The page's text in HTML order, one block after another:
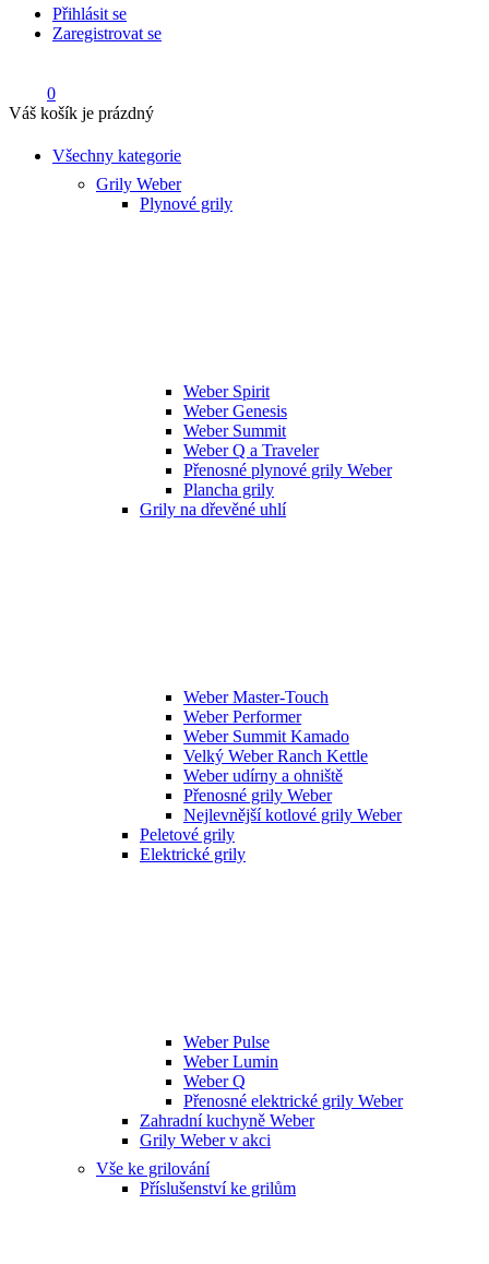
Přihlásit se
Zaregistrovat se
0
Váš košík je prázdný
Všechny kategorie
Grily Weber
Plynové grily
Weber Spirit
Weber Genesis
Weber Summit
Weber Q a Traveler
Přenosné plynové grily Weber
Plancha grily
Grily na dřevěné uhlí
Weber Master-Touch
Weber Performer
Weber Summit Kamado
Velký Weber Ranch Kettle
Weber udírny a ohniště
Přenosné grily Weber
Nejlevnější kotlové grily Weber
Peletové grily
Elektrické grily
Weber Pulse
Weber Lumin
Weber Q
Přenosné elektrické grily Weber
Zahradní kuchyně Weber
Grily Weber v akci
Vše ke grilování
Příslušenství ke grilům